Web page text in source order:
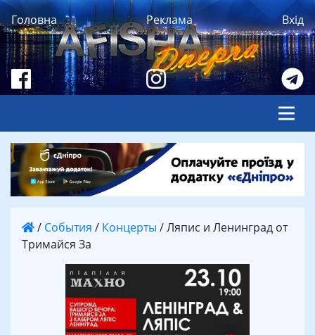
Головна Реклама Вхід
/ События / Концерты /Ляпис и Ленинград от
Тримайся За